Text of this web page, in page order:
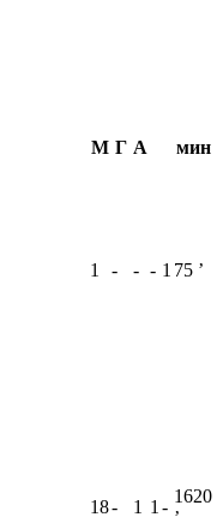
М Г А мин
1 - - - 1 75 ʼ
18- 1 1 -
1620
ʼ